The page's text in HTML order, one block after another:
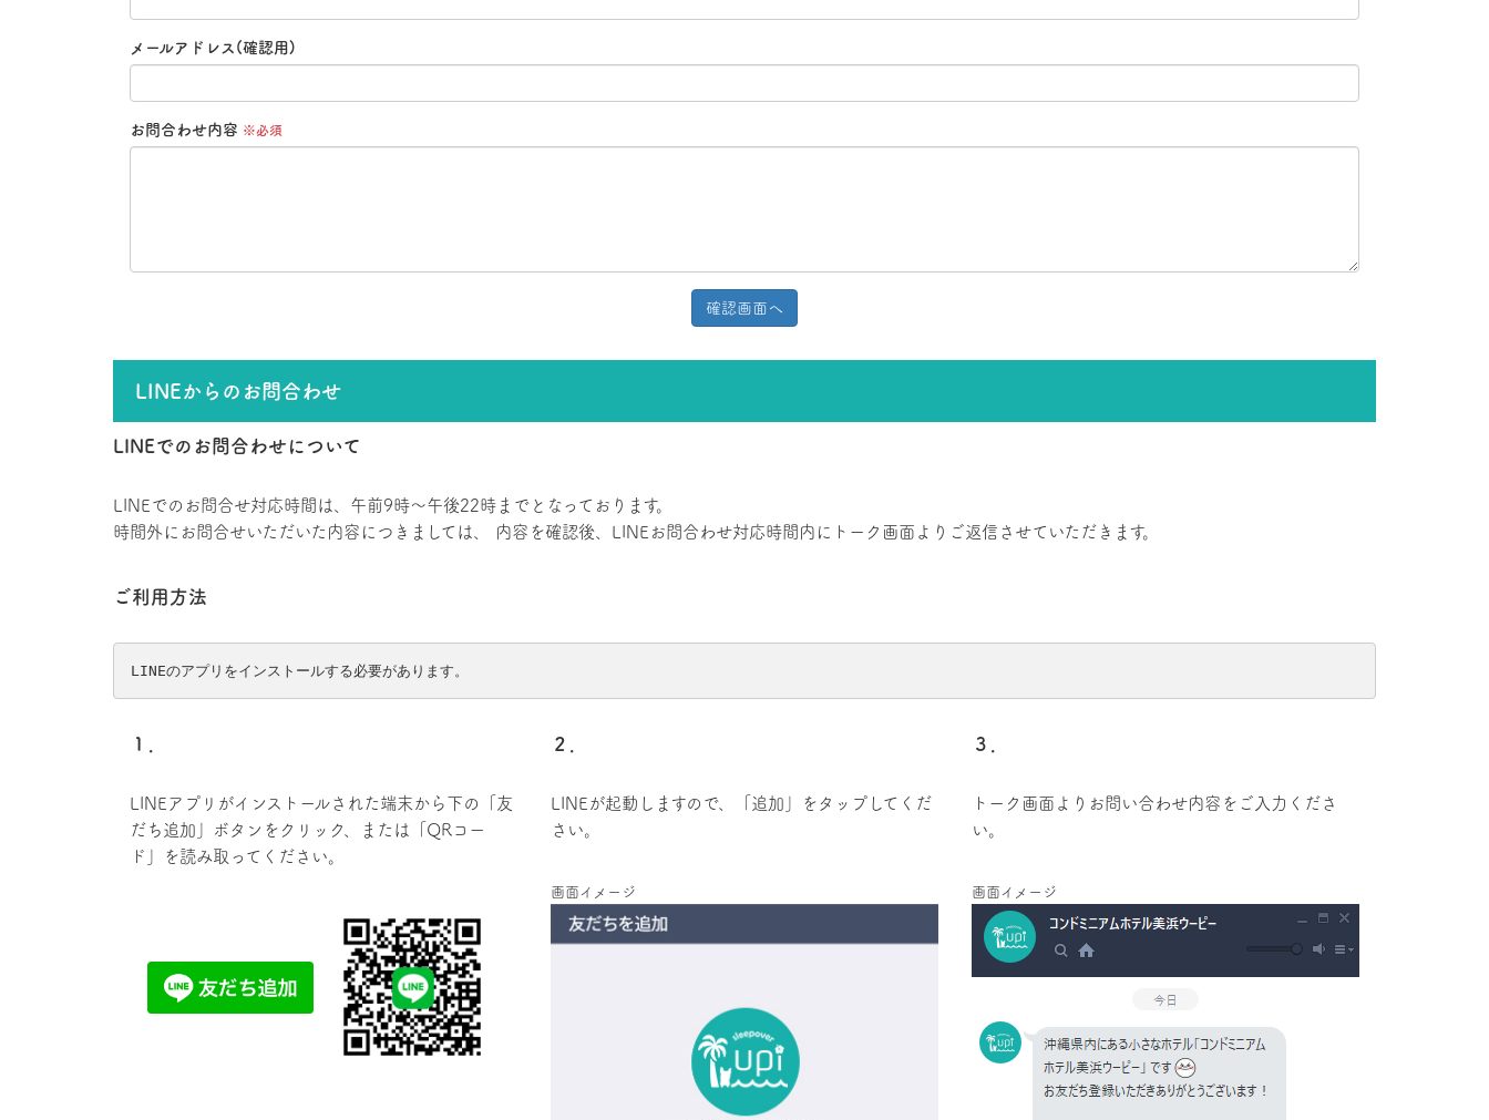
メールアドレス(確認用)
お問合わせ内容 ※必須
LINEからのお問合わせ
LINEでのお問合わせについて
LINEでのお問合せ対応時間は、午前9時～午後22時までとなっております。
時間外にお問合せいただいた内容につきましては、 内容を確認後、LINEお問合わせ対応時間内にトーク画面よりご返信させていただきます。
ご利用方法
LINEのアプリをインストールする必要があります。
１．
LINEアプリがインストールされた端末から下の「友
だち追加」ボタンをクリック、または「QRコー
ド」を読み取ってください。
２．
LINEが起動しますので、「追加」をタップしてくだ
さい。
画面イメージ
３．
トーク画面よりお問い合わせ内容をご入力くださ
い。
画面イメージ